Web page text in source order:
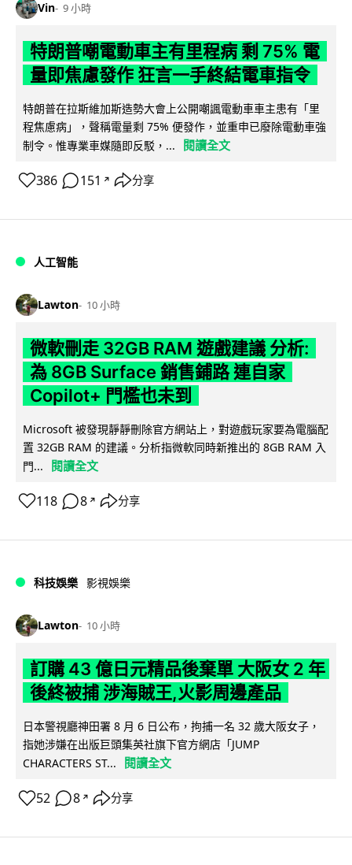
Vin 9 小時
特朗普嘲電動車主有里程病 剩 75% 電
量即焦慮發作 狂言一手終結電車指令
特朗普在拉斯維加斯造勢大會上公開嘲諷電動車車主患有「里
程焦慮病」，聲稱電量剩 75% 便發作，並重申已廢除電動車強
制令。惟專業車媒隨即反駁，...
閱讀全文
386 151 ↗ 分享
人工智能
Lawton 10 小時
微軟刪走 32GB RAM 遊戲建議 分析:
為 8GB Surface 銷售鋪路 連自家
Copilot+ 門檻也未到
Microsoft 被發現靜靜刪除官方網站上，對遊戲玩家要為電腦配
置 32GB RAM 的建議。分析指微軟同時新推出的 8GB RAM 入
門...
閱讀全文
118 8 ↗ 分享
科技娛樂 影視娛樂
Lawton 10 小時
訂購 43 億日元精品後棄單 大阪女 2 年
後終被捕 涉海賊王,火影周邊產品
日本警視廳神田署 8 月 6 日公布，拘捕一名 32 歲大阪女子，
指她涉嫌在出版巨頭集英社旗下官方網店「JUMP
CHARACTERS ST...
閱讀全文
52 8 ↗ 分享